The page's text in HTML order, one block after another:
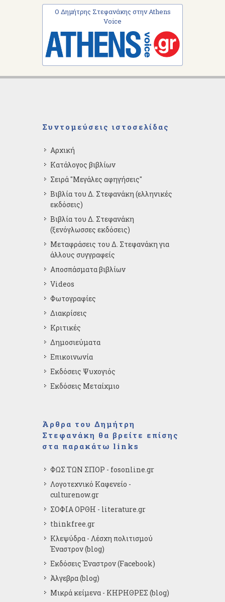
Ο Δημήτρης Στεφανάκης στην Athens
Voice
Συντομεύσεις ιστοσελίδας
Αρχική
Κατάλογος βιβλίων
Σειρά "Μεγάλες αφηγήσεις"
Βιβλία του Δ. Στεφανάκη (ελληνικές
εκδόσεις)
Βιβλία του Δ. Στεφανάκη
(ξενόγλωσσες εκδόσεις)
Μεταφράσεις του Δ. Στεφανάκη για
άλλους συγγραφείς
Αποσπάσματα βιβλίων
Videos
Φωτογραφίες
Διακρίσεις
Κριτικές
Δημοσιεύματα
Επικοινωνία
Εκδόσεις Ψυχογιός
Εκδόσεις Μεταίχμιο
Άρθρα του Δημήτρη
Στεφανάκη θα βρείτε επίσης
στα παρακάτω links
ΦΩΣ ΤΩΝ ΣΠΟΡ - fosonline.gr
Λογοτεχνικό Καφενείο -
culturenow.gr
ΣΟΦΙΑ ΟΡΘΗ - literature.gr
thinkfree.gr
Κλεψύδρα - Λέσχη πολιτισμού
Έναστρον (blog)
Εκδόσεις Έναστρον (Facebook)
Άλγεβρα (blog)
Μικρά κείμενα - ΚΗΡΗΘΡΕΣ (blog)